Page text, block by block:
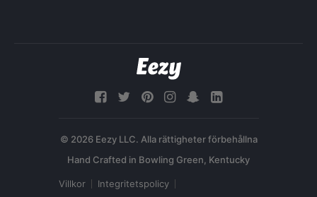
© 2026 Eezy LLC. Alla rättigheter förbehållna
Villkor Integritetspolicy